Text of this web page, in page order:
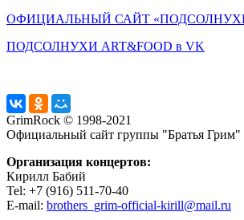
ОФИЦИАЛЬНЫЙ САЙТ «ПОДСОЛНУХИ
ПОДСОЛНУХИ ART&FOOD в VK
GrimRock © 1998-2021
Официальный сайт группы "Братья Грим"
Организация концертов:
Кирилл Бабий
Tel: +7 (916) 511-70-40
E-mail: brothers_grim-official-kirill@mail.ru